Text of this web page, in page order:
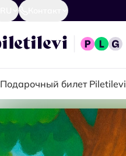
Подарочный билет Piletilevi